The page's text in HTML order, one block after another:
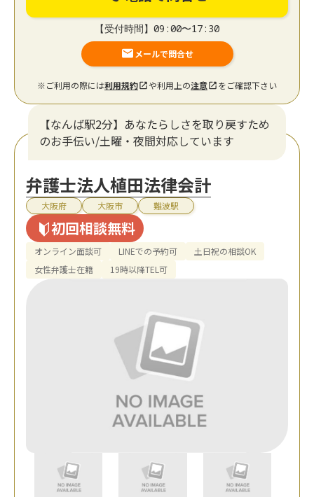
【受付時間】09:00〜17:30
メールで問合せ
※ご利用の際には利用規約 や利用上の注意 をご確認下さい
【なんば駅2分】あなたらしさを取り戻すため
のお手伝い/土曜・夜間対応しています
弁護士法人植田法律会計
大阪府 大阪市 難波駅
初回相談無料
オンライン面談可 LINEでの予約可
土日祝の相談OK
女性弁護士在籍
19時以降TEL可